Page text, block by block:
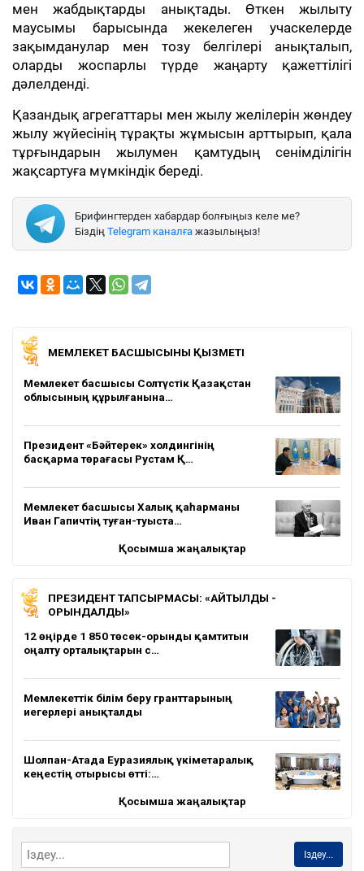
мен жабдықтарды анықтады. Өткен жылыту
маусымы барысында жекелеген учаскелерде
зақымданулар мен тозу белгілері анықталып,
оларды жоспарлы түрде жаңарту қажеттілігі
дәлелденді.
Қазандық агрегаттары мен жылу желілерін жөндеу
жылу жүйесінің тұрақты жұмысын арттырып, қала
тұрғындарын жылумен қамтудың сенімділігін
жақсартуға мүмкіндік береді.
Брифингтерден хабардар болғыңыз келе ме?
Біздің Telegram каналға жазылыңыз!
МЕМЛЕКЕТ БАСШЫСЫНЫҢ ҚЫЗМЕТІ
Мемлекет басшысы Солтүстік Қазақстан
облысының құрылғанына…
Президент «Бәйтерек» холдингінің
басқарма төрағасы Рустам Қ…
Мемлекет басшысы Халық қаһарманы
Иван Гапичтің туған-туыста…
Қосымша жаңалықтар
ПРЕЗИДЕНТ ТАПСЫРМАСЫ: «АЙТЫЛДЫ -
ОРЫНДАЛДЫ»
12 өңірде 1 850 төсек-орынды қамтитын
оңалту орталықтарын с…
Мемлекеттік білім беру гранттарының
иегерлері анықталды
Шолпан-Атада Еуразиялық үкіметаралық
кеңестің отырысы өтті:…
Қосымша жаңалықтар
Іздеу...